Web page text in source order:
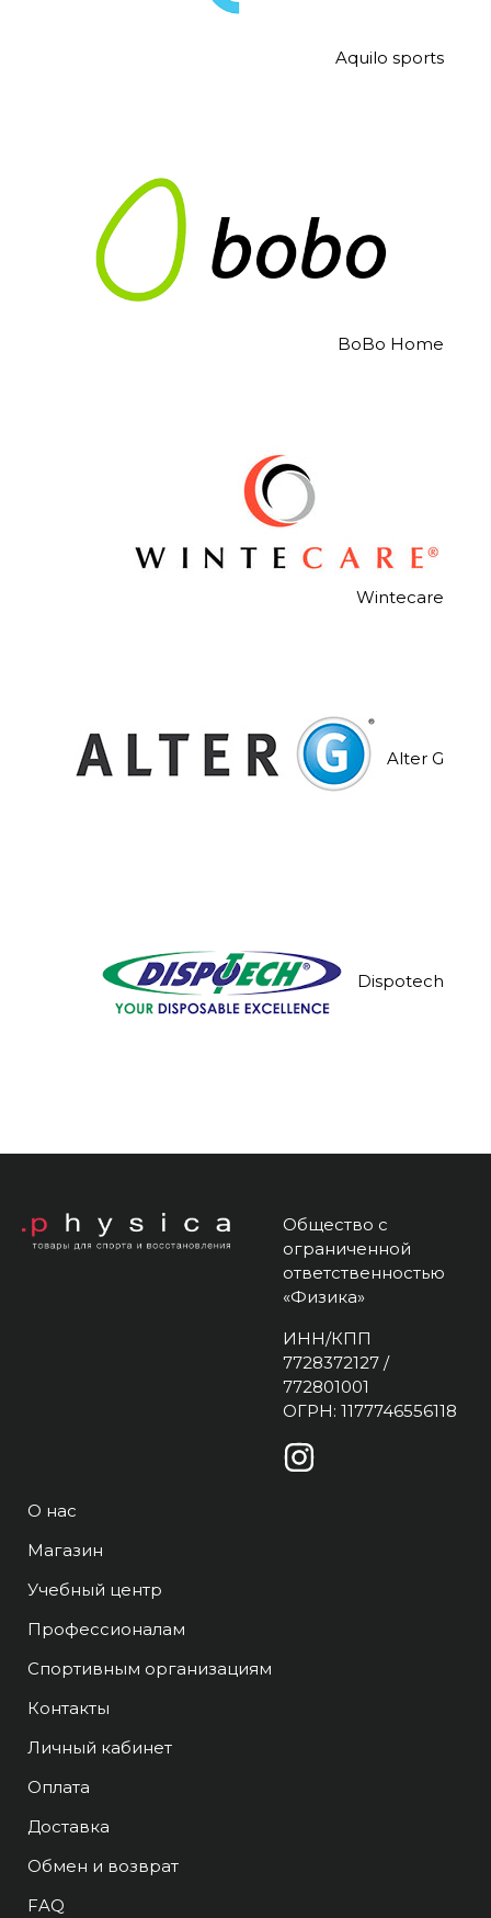
Aquilo sports
BoBo Home
Wintecare
Alter G
Dispotech
Общество с
ограниченной
ответственностью
«Физика»
ИНН/КПП
7728372127 /
772801001
ОГРН: 1177746556118
О нас
Магазин
Учебный центр
Профессионалам
Спортивным организациям
Контакты
Личный кабинет
Оплата
Доставка
Обмен и возврат
FAQ